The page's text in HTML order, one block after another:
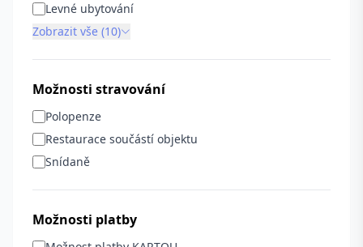
Levné ubytování
Zobrazit vše (10)
Možnosti stravování
Polopenze
Restaurace součástí objektu
Snídaně
Možnosti platby